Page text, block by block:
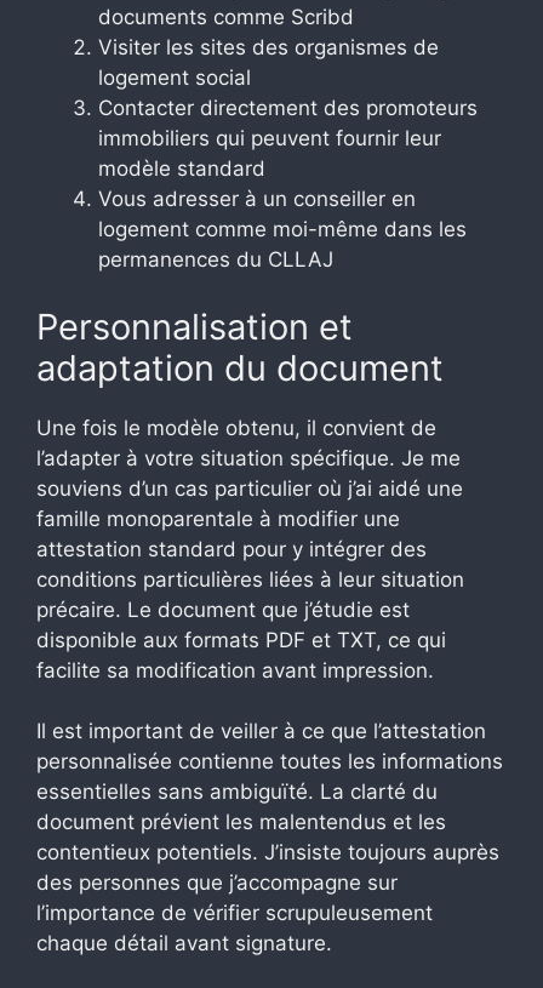
documents comme Scribd
Visiter les sites des organismes de
logement social
Contacter directement des promoteurs
immobiliers qui peuvent fournir leur
modèle standard
Vous adresser à un conseiller en
logement comme moi-même dans les
permanences du CLLAJ
Personnalisation et
adaptation du document
Une fois le modèle obtenu, il convient de
l’adapter à votre situation spécifique. Je me
souviens d’un cas particulier où j’ai aidé une
famille monoparentale à modifier une
attestation standard pour y intégrer des
conditions particulières liées à leur situation
précaire. Le document que j’étudie est
disponible aux formats PDF et TXT, ce qui
facilite sa modification avant impression.
Il est important de veiller à ce que l’attestation
personnalisée contienne toutes les informations
essentielles sans ambiguïté. La clarté du
document prévient les malentendus et les
contentieux potentiels. J’insiste toujours auprès
des personnes que j’accompagne sur
l’importance de vérifier scrupuleusement
chaque détail avant signature.